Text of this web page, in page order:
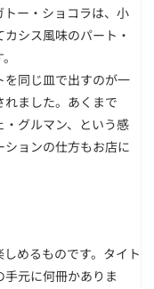
ー・ショコラは、小
シス風味のパート・
同じ皿で出すのが一
ました。あくまで
グルマン、という感
ョンの仕方もお店に
めるものです。タイト
元に何冊かありま